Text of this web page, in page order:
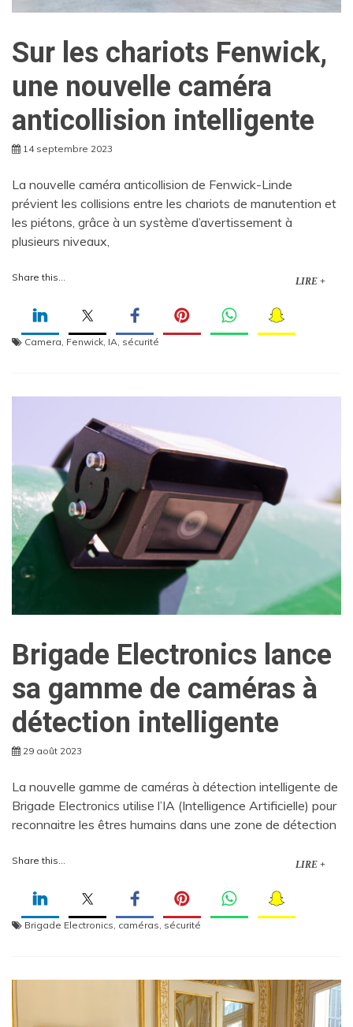
Sur les chariots Fenwick,
une nouvelle caméra
anticollision intelligente
14 septembre 2023
La nouvelle caméra anticollision de Fenwick-Linde
prévient les collisions entre les chariots de manutention et
les piétons, grâce à un système d’avertissement à
plusieurs niveaux,
Share this... LIRE +
Camera, Fenwick, IA, sécurité
Brigade Electronics lance
sa gamme de caméras à
détection intelligente
29 août 2023
La nouvelle gamme de caméras à détection intelligente de
Brigade Electronics utilise l’IA (Intelligence Artificielle) pour
reconnaitre les êtres humains dans une zone de détection
Share this... LIRE +
Brigade Electronics, caméras, sécurité